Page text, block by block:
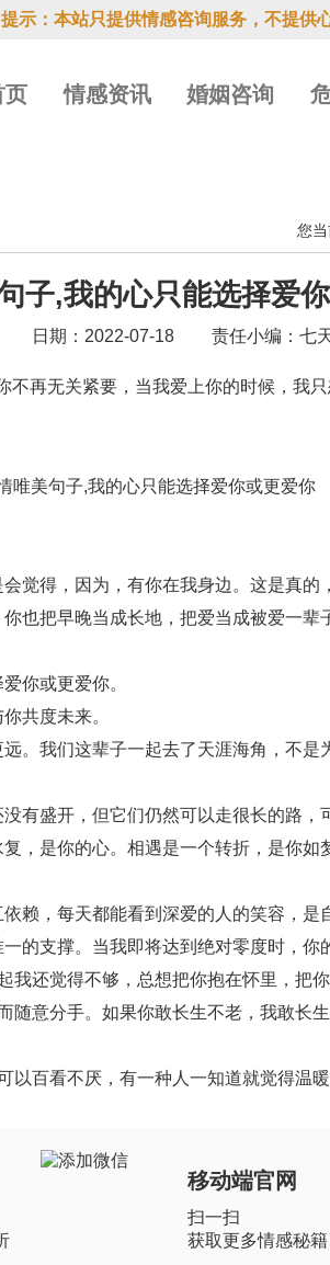
提示：本站只提供情感咨询服务，不提
页 情感资讯 婚姻咨询
您
子,我的心只能选择爱
日期：2022-07-18 责任小编：七
再无关紧要，当我爱上你的时候，我只
得，因为，有你在我身边。这是真的
把早晚当成长地，把爱当成被爱一辈
你或更爱你。
共度未来。
我们这辈子一起去了天涯海角，不是
盛开，但它们仍然可以走很长的路，
是你的心。相遇是一个转折，是你如
，每天都能看到深爱的人的笑容，是
支撑。当我即将达到绝对零度时，你
还觉得不够，总想把你抱在怀里，把你
意分手。如果你敢长生不老，我敢长
百看不厌，有一种人一知道就觉得温暖
移动端官网
扫一扫
获取更多情感秘籍